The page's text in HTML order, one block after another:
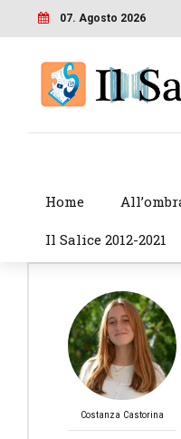
07. Agosto 2026
Home
Il Salice 2012-2021
Costanza Castorina